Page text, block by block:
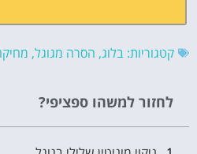
קטגוריות: בלוג, הסרה מגוגל,
לחזור למשהו ספציפי?